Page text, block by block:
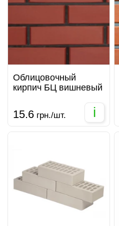
Облицовочный
кирпич БЦ вишневый
15.6 грн./шт. i